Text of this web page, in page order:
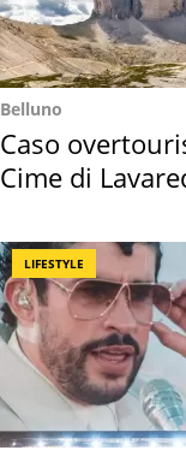
Belluno
Caso
Cime di
LIFESTYLE